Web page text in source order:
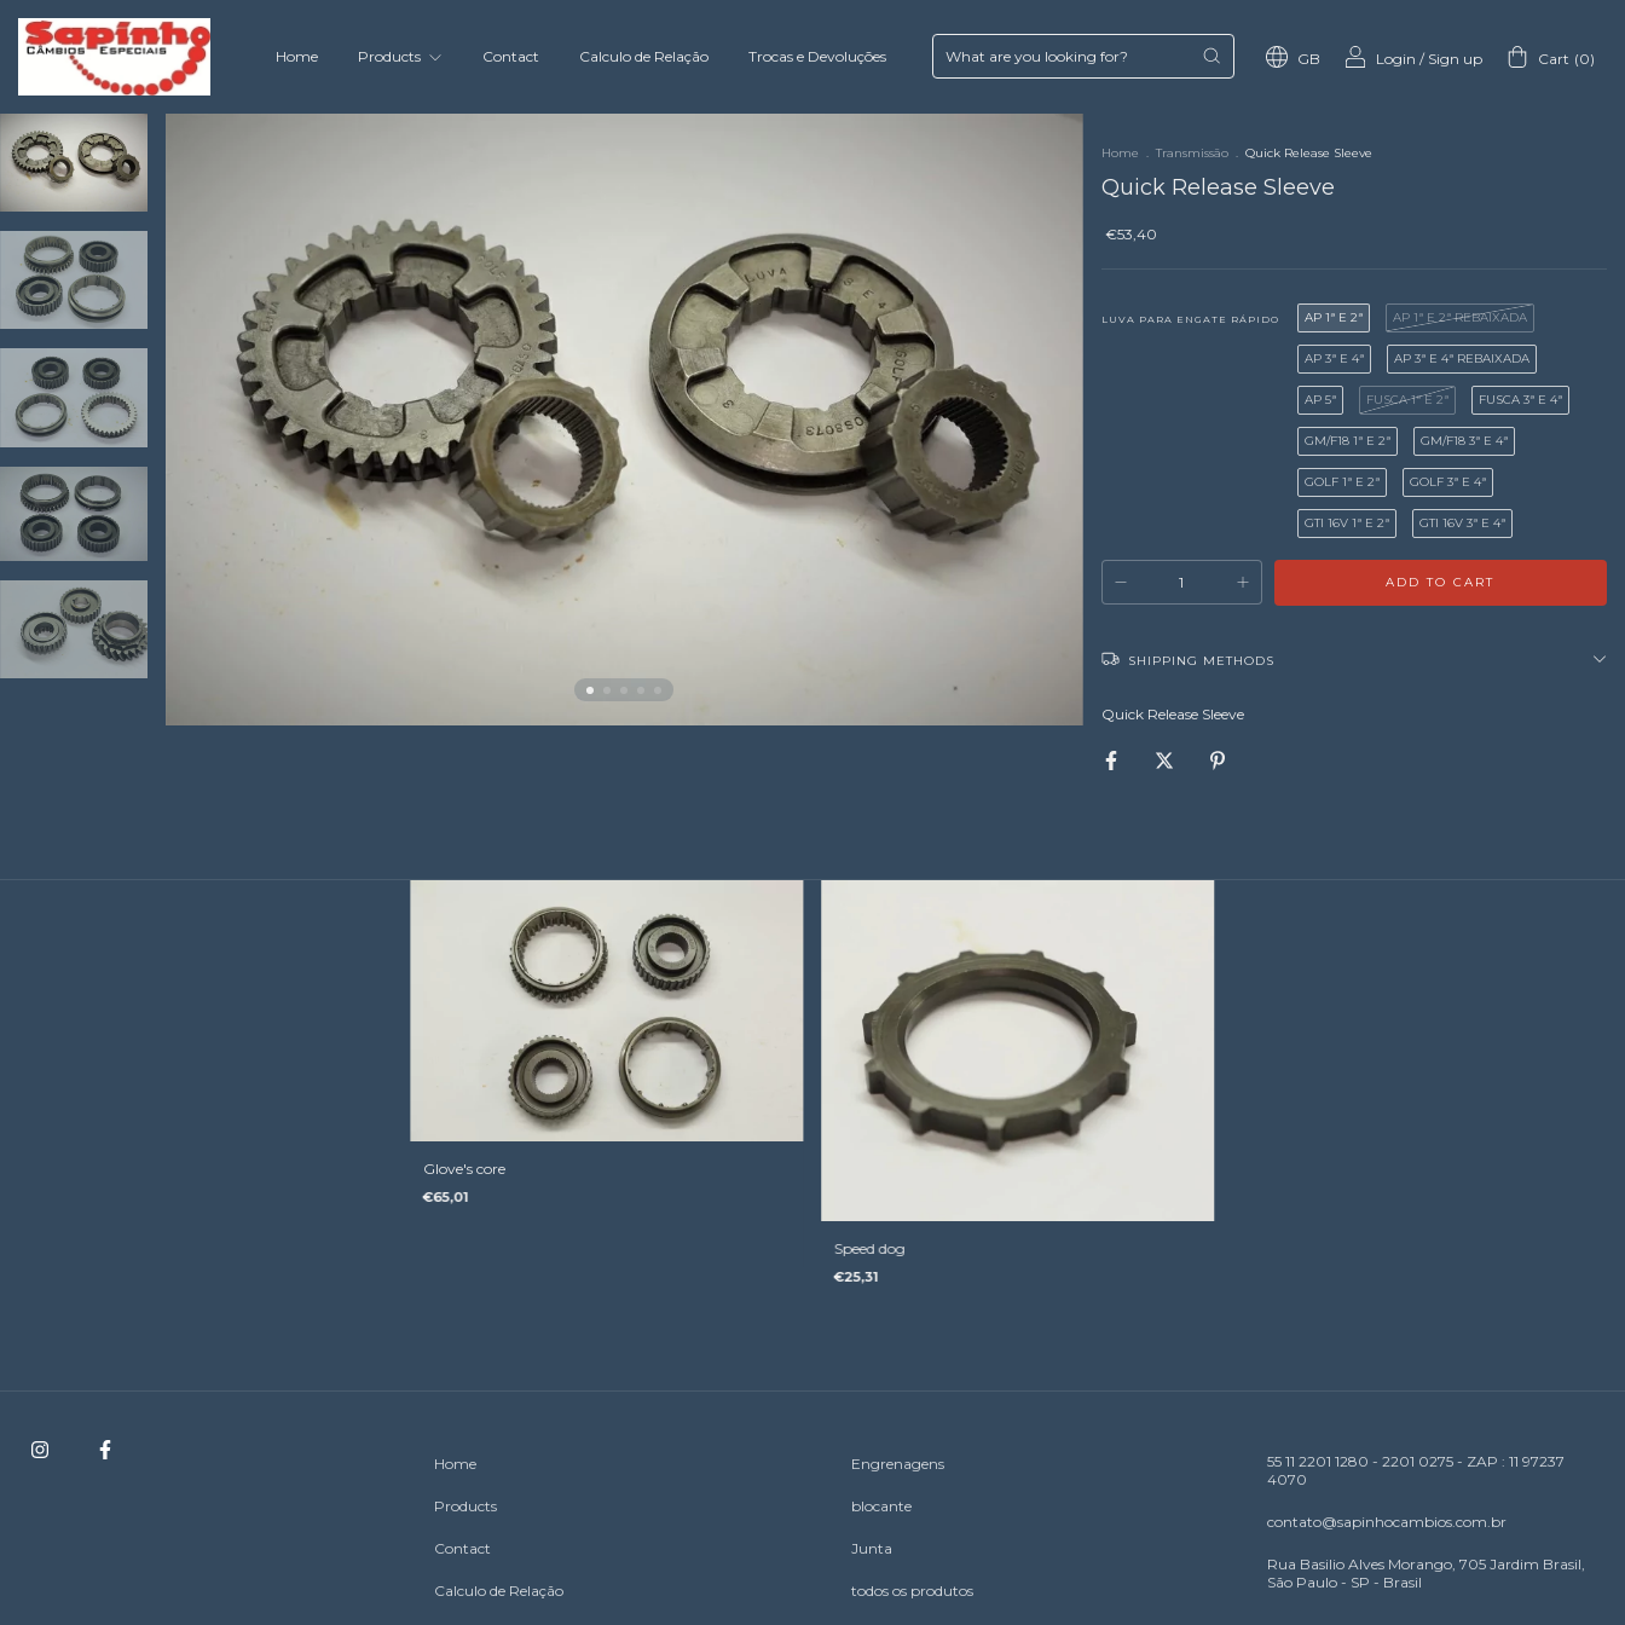
Home Products Contact Calculo de Relação Trocas e Devoluções GB Login / Sign up Cart (0)
Home . Transmissão . Quick Release Sleeve
Quick Release Sleeve
€53,40
LUVA PARA ENGATE RÁPIDO AP 1ª E 2ª AP 1ª E 2ª REBAIXADA
AP 3ª E 4ª AP 3ª E 4ª REBAIXADA
AP 5ª FUSCA 1ª E 2ª FUSCA 3ª E 4ª
GM/F18 1ª E 2ª GM/F18 3ª E 4ª
GOLF 1ª E 2ª GOLF 3ª E 4ª
GTI 16V 1ª E 2ª GTI 16V 3ª E 4ª
SHIPPING METHODS
Quick Release Sleeve
Glove's core
€65,01
Speed dog
€25,31
Home
Products
Contact
Calculo de Relação
Engrenagens
blocante
Junta
todos os produtos
55 11 2201 1280 - 2201 0275 - ZAP : 11 97237
4070
contato@sapinhocambios.com.br
Rua Basilio Alves Morango, 705 Jardim Brasil,
São Paulo - SP - Brasil